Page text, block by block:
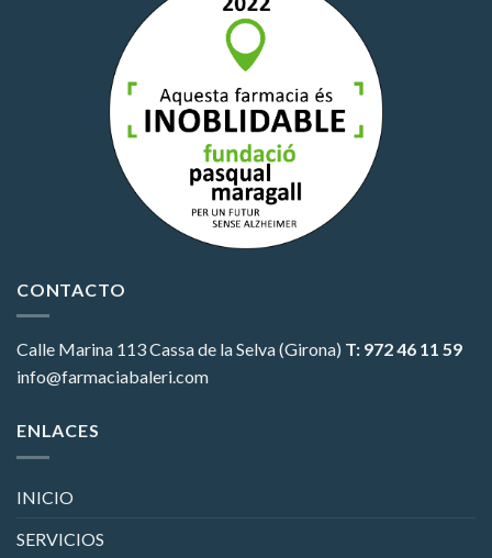
CONTACTO
Calle Marina 113Cassa de la Selva (Girona) T: 972 46 11 59
info@farmaciabaleri.com
ENLACES
INICIO
SERVICIOS